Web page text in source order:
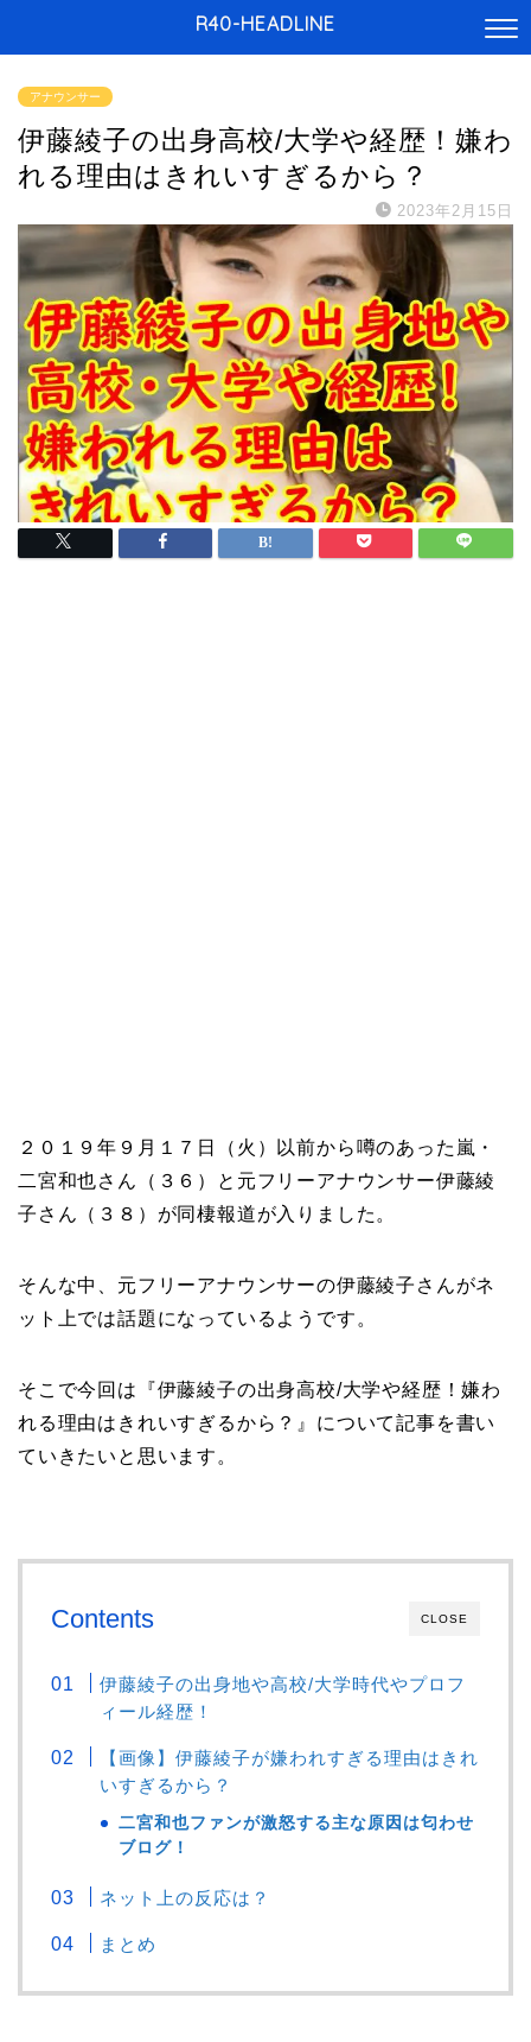
R40-HEADLINE
アナウンサー
伊藤綾子の出身高校/大学や経歴！嫌わ
れる理由はきれいすぎるから？
2023年2月15日
２０１９年９月１７日（火）以前から噂のあった嵐・
二宮和也さん（３６）と元フリーアナウンサー伊藤綾
子さん（３８）が同棲報道が入りました。
そんな中、元フリーアナウンサーの伊藤綾子さんがネ
ット上では話題になっているようです。
そこで今回は『伊藤綾子の出身高校/大学や経歴！嫌わ
れる理由はきれいすぎるから？』について記事を書い
ていきたいと思います。
CLOSE
Contents
伊藤綾子の出身地や高校/大学時代やプロフ
ィール経歴！
【画像】伊藤綾子が嫌われすぎる理由はきれ
いすぎるから？
二宮和也ファンが激怒する主な原因は匂わせ
ブログ！
ネット上の反応は？
まとめ